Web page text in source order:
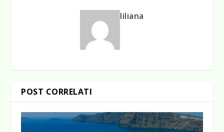
liliana
POST CORRELATI